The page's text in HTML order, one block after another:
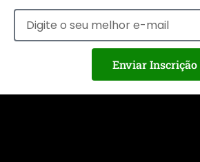
Enviar Inscrição